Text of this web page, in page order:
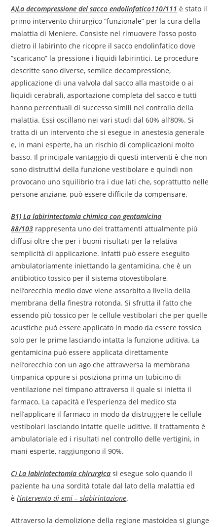
A)La decompressione del sacco endolinfatico110/111 è stato il
primo intervento chirurgico “funzionale” per la cura della
malattia di Meniere. Consiste nel rimuovere l’osso posto
dietro il labirinto che ricopre il sacco endolinfatico dove
“scaricano” la pressione i liquidi labirintici. Le procedure
descritte sono diverse, semlice decompressione,
applicazione di una valvola dal sacco alla mastoide o ai
liquidi cerabrali, asportazione completa del sacco e tutti
hanno percentuali di successo simili nel controllo della
malattia. Essi oscillano nei vari studi dal 60% all’80%. Si
tratta di un intervento che si esegue in anestesia generale
e, in mani esperte, ha un rischio di complicazioni molto
basso. Il principale vantaggio di questi interventi è che non
sono distruttivi della funzione vestibolare e quindi non
provocano uno squilibrio tra i due lati che, soprattutto nelle
persone anziane, può essere difficile da compensare.
B1) La labirintectomia chimica con gentamicina
88/103 rappresenta uno dei trattamenti attualmente più
diffusi oltre che per i buoni risultati per la relativa
semplicità di applicazione. Infatti può essere eseguito
ambulatoriamente iniettando la gentamicina, che è un
antibiotico tossico per il sistema otovestibolare,
nell’orecchio medio dove viene assorbito a livello della
membrana della finestra rotonda. Si sfrutta il fatto che
essendo più tossico per le cellule vestibolari che per quelle
acustiche può essere applicato in modo da essere tossico
solo per le prime lasciando intatta la funzione uditiva. La
gentamicina può essere applicata direttamente
nell’orecchio con un ago che attravversa la membrana
timpanica oppure si posiziona prima un tubicino di
ventilazione nel timpano attraverso il quale si inietta il
farmaco. La capacità e l’esperienza del medico sta
nell’applicare il farmaco in modo da distruggere le cellule
vestibolari lasciando intatte quelle uditive. Il trattamento è
ambulatoriale ed i risultati nel controllo delle vertigini, in
mani esperte, raggiungono il 90%.
C) La labirintectomia chirurgica si esegue solo quando il
paziente ha una sordità totale dal lato della malattia ed
èl’intervento di emi – slabirintazione.
Attraverso la demolizione della regione mastoidea si giunge